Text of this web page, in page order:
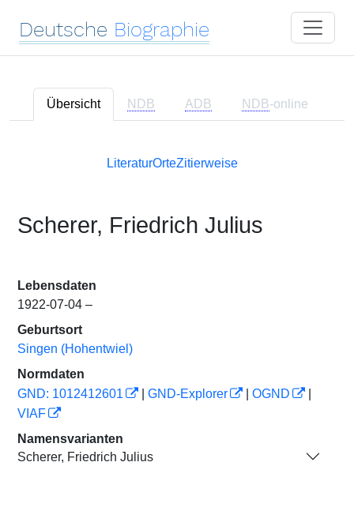
Deutsche Biographie
Übersicht NDB ADB NDB-online
LiteraturOrteZitierweise
Scherer, Friedrich Julius
Lebensdaten
1922-07-04 –
Geburtsort
Singen (Hohentwiel)
Normdaten
GND: 1012412601
GND-Explorer OGND
VIAF
Namensvarianten
Scherer, Friedrich Julius